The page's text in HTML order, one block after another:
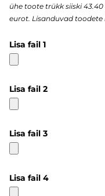
ühe toote trükk siiski
eurot. Lisanduvad toodete
Lisa fail 1
Lisa fail 2
Lisa fail 3
Lisa fail 4